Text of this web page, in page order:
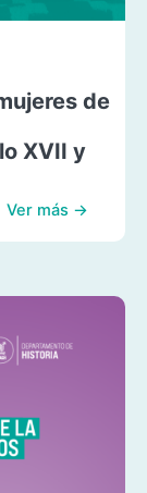
de
XVII y
Ver más →